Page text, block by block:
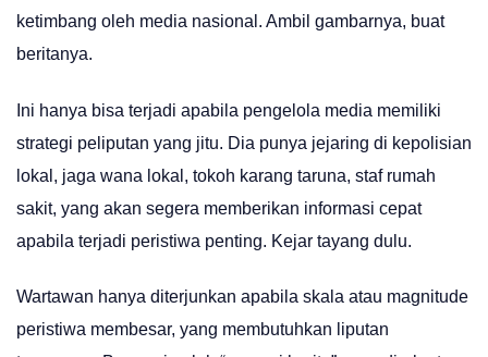
ketimbang oleh media nasional. Ambil gambarnya, buat
beritanya.
Ini hanya bisa terjadi apabila pengelola media memiliki
strategi peliputan yang jitu. Dia punya jejaring di kepolisian
lokal, jaga wana lokal, tokoh karang taruna, staf rumah
sakit, yang akan segera memberikan informasi cepat
apabila terjadi peristiwa penting. Kejar tayang dulu.
Wartawan hanya diterjunkan apabila skala atau magnitude
peristiwa membesar, yang membutuhkan liputan